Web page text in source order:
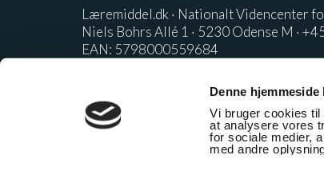
Denne
Vi bruger cookies
at analysere vores
for sociale medier,
med andre
Læremiddel.dk · Nationalt Videncenter
Niels Bohrs Allé 1 · 5230 Odense M ·
EAN: 5798000559684
VI STÅR BAG LÆREMIDDEL.DK